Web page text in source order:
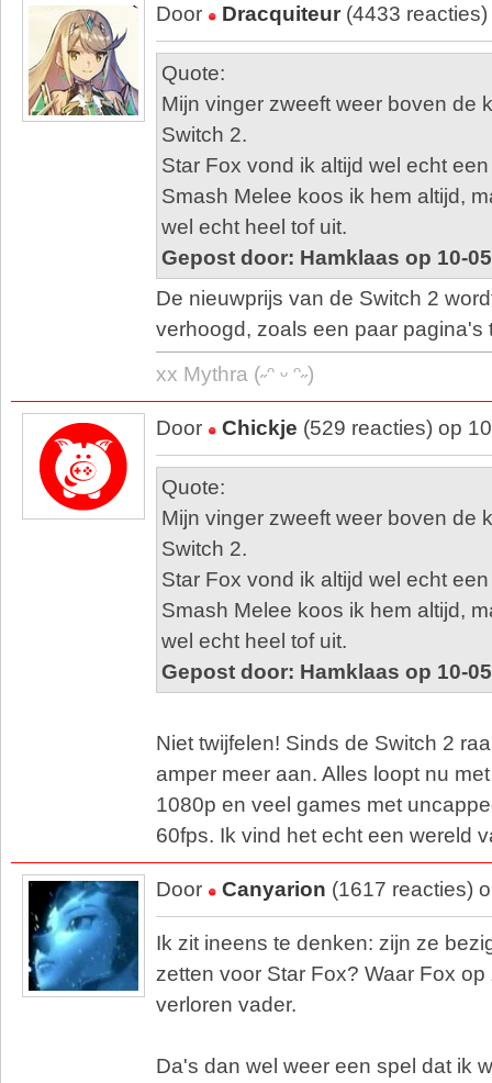
Door Dracquiteur (4433
Quote:
Mijn vinger zweeft weer boven de
Switch 2.
Star Fox vond ik altijd wel echt
Smash Melee koos ik hem altijd,
wel echt heel tof uit.
Gepost door: Hamklaas op 10-
De nieuwprijs van de Switch 2
verhoogd, zoals een paar pagina's
xx Mythra (˶ᵔ ᵕ ᵔ˶)
Door Chickje (529 reacties) op
Quote:
Mijn vinger zweeft weer boven de
Switch 2.
Star Fox vond ik altijd wel echt
Smash Melee koos ik hem altijd,
wel echt heel tof uit.
Gepost door: Hamklaas op 10-
Niet twijfelen! Sinds de Switch 2
amper meer aan. Alles loopt nu
1080p en veel games met
60fps. Ik vind het echt een wereld
Door Canyarion (1617 reacties)
Ik zit ineens te denken: zijn ze
zetten voor Star Fox? Waar Fox
verloren vader.
Da's dan wel weer een spel dat ik